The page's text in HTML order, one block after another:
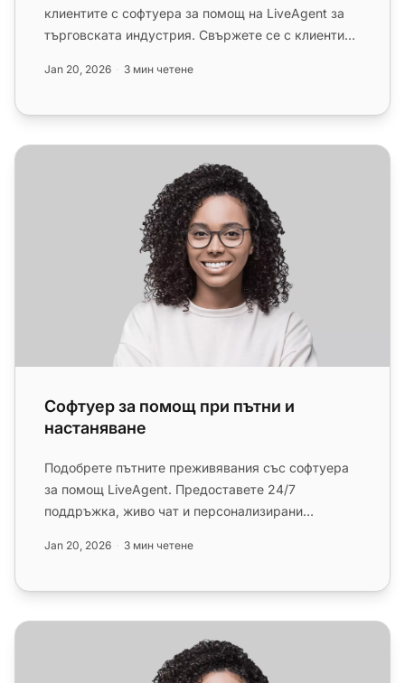
клиентите с софтуера за помощ на LiveAgent за
търговската индустрия. Свържете се с клиентите
Jan 20, 2026 3 мин четене
Софтуер за помощ при пътни и настаняване
Софтуер за помощ при пътни и
настаняване
Подобрете пътните преживявания със софтуера
за помощ LiveAgent. Предоставете 24/7
поддръжка, живо чат и персонализирани
Jan 20, 2026 3 мин четене
Софтуер за помощ при електронна търговия и